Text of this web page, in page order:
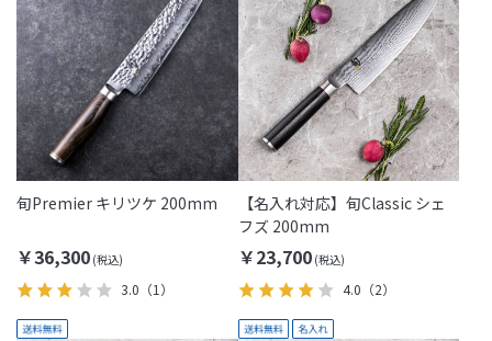
旬Premier キリツケ 200mm
￥36,300
3.0 （1）
【名入れ対応】旬Classic シェ
フズ 200mm
￥23,700
4.0 （2）